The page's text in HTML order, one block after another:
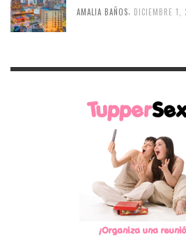
AMALIA BAÑOS DICIEMBRE 1,